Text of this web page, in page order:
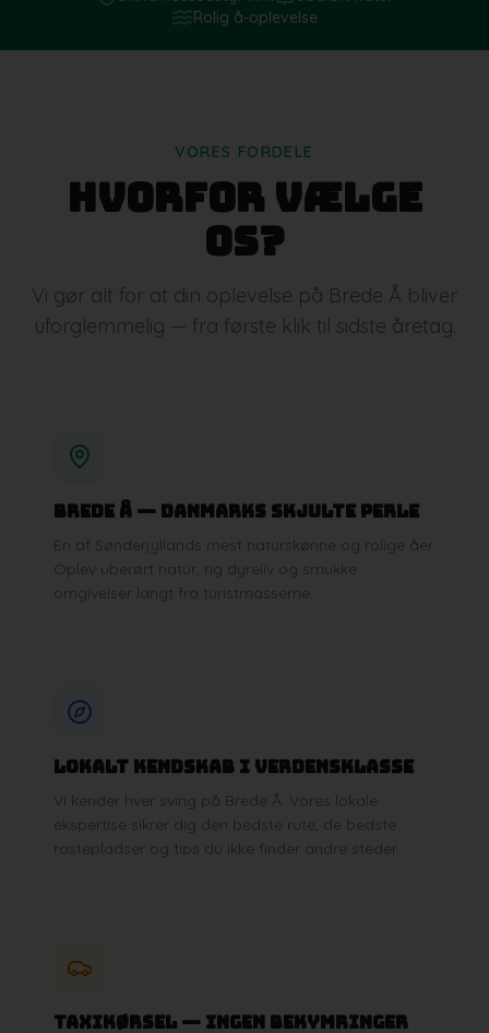
Rolig å-oplevelse
VORES FORDELE
Hvorfor vælge
os?
Vi gør alt for at din oplevelse på Brede Å bliver
uforglemmelig — fra første klik til sidste åretag.
Brede Å — Danmarks skjulte perle
En af Sønderjyllands mest naturskønne og rolige åer.
Oplev uberørt natur, rig dyreliv og smukke
omgivelser langt fra turistmasserne.
Lokalt kendskab i verdensklasse
Vi kender hver sving på Brede Å. Vores lokale
ekspertise sikrer dig den bedste rute, de bedste
rastepladser og tips du ikke finder andre steder.
Taxikørsel — ingen bekymringer